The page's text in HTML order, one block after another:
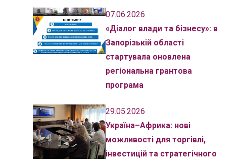
07.06.2026
«Діалог влади та бізнесу»: в
Запорізькій області
стартувала оновлена
регіональна грантова
програма
29.05.2026
Україна–Африка: нові
можливості для торгівлі,
інвестицій та стратегічного